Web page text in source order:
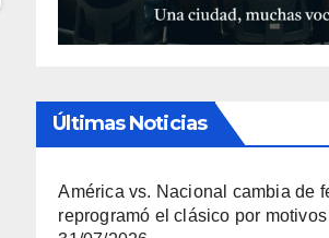
Últimas Noticias
América vs. Nacional cambia de
reprogramó el clásico por